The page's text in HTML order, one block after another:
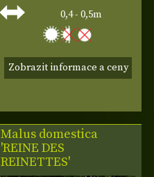
0,4 - 0,5m
Zobrazit informace a ceny
Malus domestica
'REINE DES
REINETTES'